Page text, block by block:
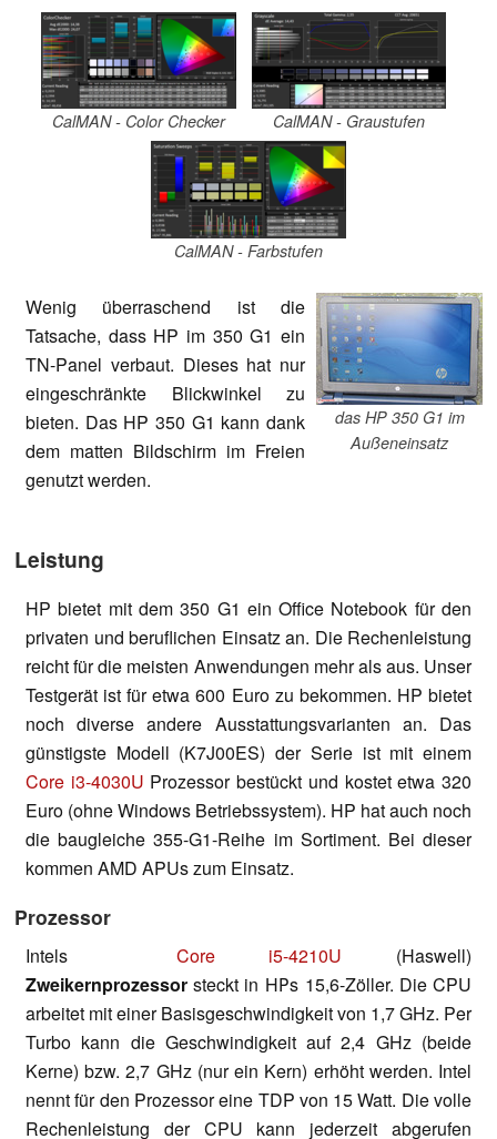
CalMAN - Color Checker CalMAN - Graustufen
CalMAN - Farbstufen
das HP 350 G1 im
Außeneinsatz
Wenig überraschend ist die
Tatsache, dass HP im 350 G1 ein
TN-Panel verbaut. Dieses hat nur
eingeschränkte Blickwinkel zu
bieten. Das HP 350 G1 kann dank
dem matten Bildschirm im Freien
genutzt werden.
Leistung
HP bietet mit dem 350 G1 ein Office Notebook für den
privaten und beruflichen Einsatz an. Die Rechenleistung
reicht für die meisten Anwendungen mehr als aus. Unser
Testgerät ist für etwa 600 Euro zu bekommen. HP bietet
noch diverse andere Ausstattungsvarianten an. Das
günstigste Modell (K7J00ES) der Serie ist mit einem
Core i3-4030U Prozessor bestückt und kostet etwa 320
Euro (ohne Windows Betriebssystem). HP hat auch noch
die baugleiche 355-G1-Reihe im Sortiment. Bei dieser
kommen AMD APUs zum Einsatz.
Prozessor
Intels Core i5-4210U (Haswell)
Zweikernprozessor steckt in HPs 15,6-Zöller. Die CPU
arbeitet mit einer Basisgeschwindigkeit von 1,7 GHz. Per
Turbo kann die Geschwindigkeit auf 2,4 GHz (beide
Kerne) bzw. 2,7 GHz (nur ein Kern) erhöht werden. Intel
nennt für den Prozessor eine TDP von 15 Watt. Die volle
Rechenleistung der CPU kann jederzeit abgerufen